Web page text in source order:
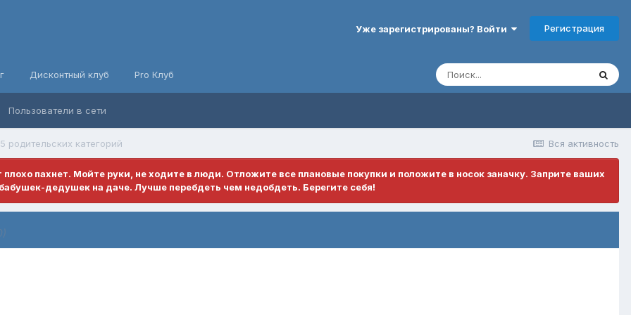
Уже зарегистрированы? Войти Регистрация
Пользователи в сети
Дисконтный клуб Pro Клуб
Вся активность
родительских категорий
плохо пахнет. Мойте руки, не ходите в люди. Отложите все плановые покупки и положите в носок заначку. Заприте ваших
дедушек на даче. Лучше перебдеть чем недобдеть. Берегите себя!